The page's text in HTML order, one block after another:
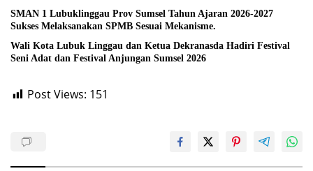
SMAN 1 Lubuklinggau Prov Sumsel Tahun Ajaran 2026-2027
Sukses Melaksanakan SPMB Sesuai Mekanisme.
Wali Kota Lubuk Linggau dan Ketua Dekranasda Hadiri Festival
Seni Adat dan Festival Anjungan Sumsel 2026
Post Views: 151